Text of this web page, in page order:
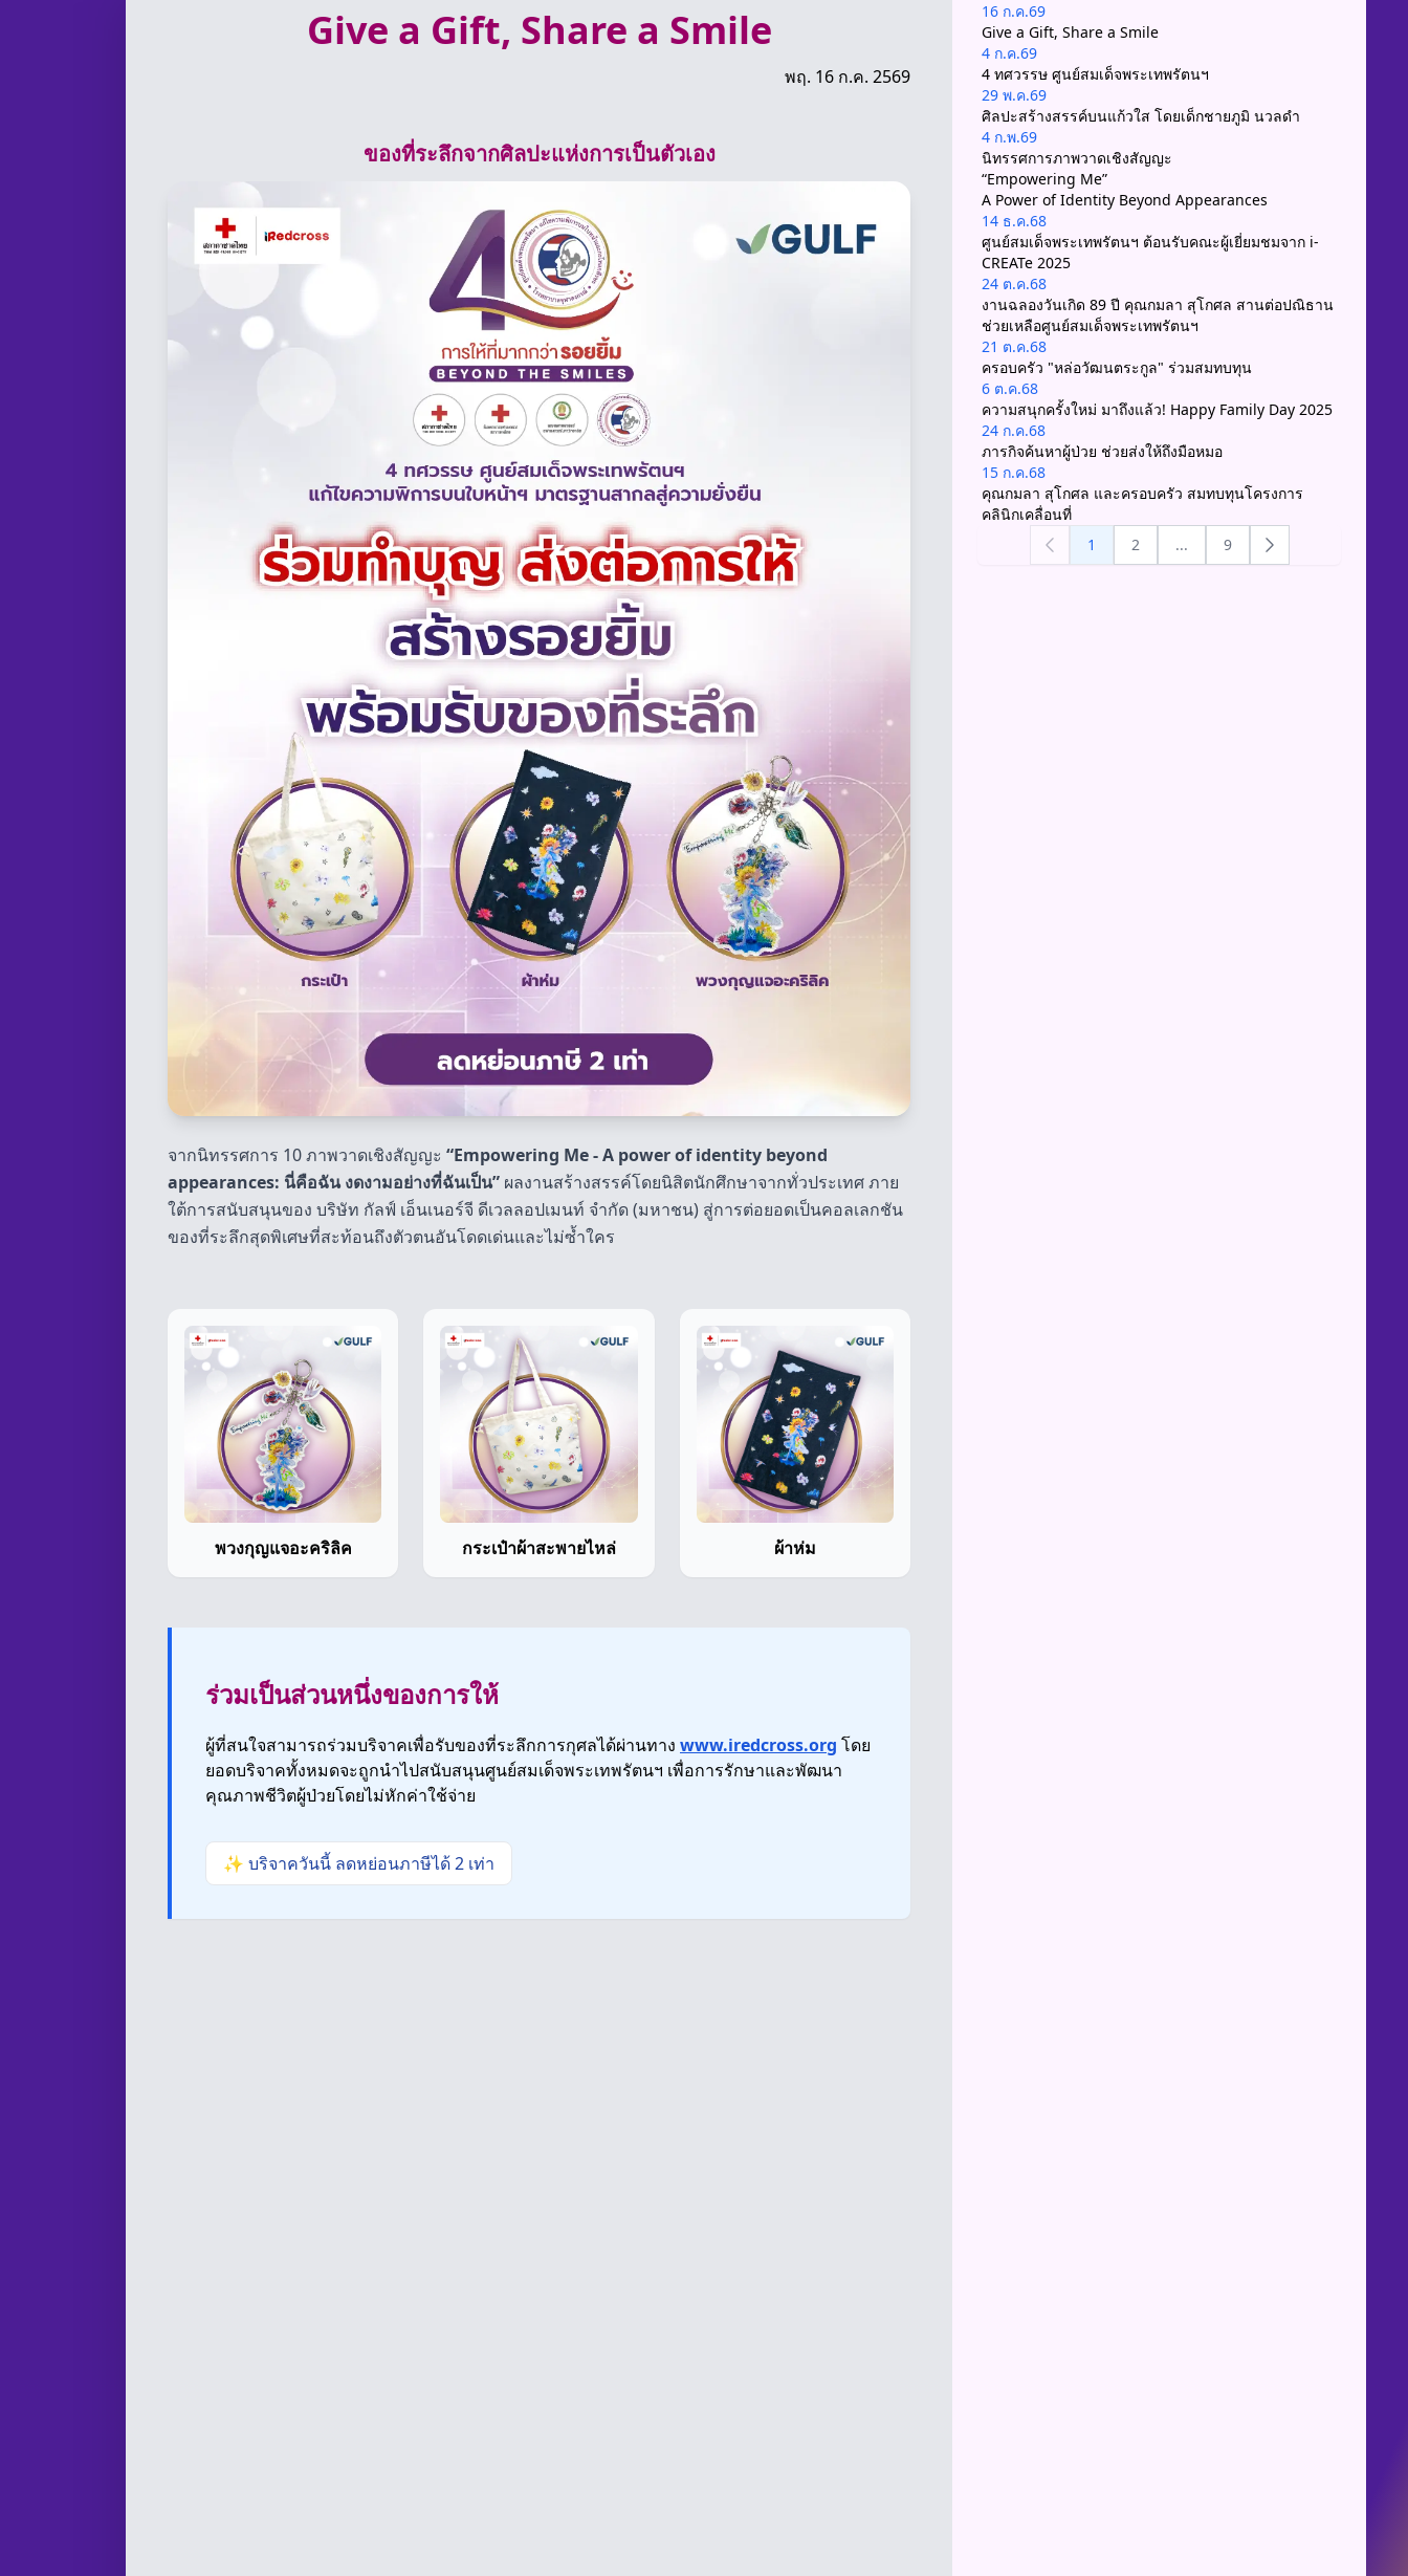
Give a Gift, Share a Smile
พฤ. 16 ก.ค. 2569
ของที่ระลึกจากศิลปะแห่งการเป็นตัวเอง
จากนิทรรศการ 10 ภาพวาดเชิงสัญญะ “Empowering Me - A power of identity beyond
appearances: นี่คือฉัน งดงามอย่างที่ฉันเป็น” ผลงานสร้างสรรค์โดยนิสิตนักศึกษาจากทั่วประเทศ ภาย
ใต้การสนับสนุนของ บริษัท กัลฟ์ เอ็นเนอร์จี ดีเวลลอปเมนท์ จำกัด (มหาชน) สู่การต่อยอดเป็นคอลเลกชัน
ของที่ระลึกสุดพิเศษที่สะท้อนถึงตัวตนอันโดดเด่นและไม่ซ้ำใคร
พวงกุญแจอะคริลิค กระเป๋าผ้าสะพายไหล่ ผ้าห่ม
ร่วมเป็นส่วนหนึ่งของการให้
ผู้ที่สนใจสามารถร่วมบริจาคเพื่อรับของที่ระลึกการกุศลได้ผ่านทาง www.iredcross.org โดย
ยอดบริจาคทั้งหมดจะถูกนำไปสนับสนุนศูนย์สมเด็จพระเทพรัตนฯ เพื่อการรักษาและพัฒนา
คุณภาพชีวิตผู้ป่วยโดยไม่หักค่าใช้จ่าย
✨ บริจาควันนี้ ลดหย่อนภาษีได้ 2 เท่า
16 ก.ค.69
Give a Gift, Share a Smile
4 ก.ค.69
4 ทศวรรษ ศูนย์สมเด็จพระเทพรัตนฯ
29 พ.ค.69
ศิลปะสร้างสรรค์บนแก้วใส โดยเด็กชายภูมิ นวลดำ
4 ก.พ.69
นิทรรศการภาพวาดเชิงสัญญะ
“Empowering Me”
A Power of Identity Beyond Appearances
14 ธ.ค.68
ศูนย์สมเด็จพระเทพรัตนฯ ต้อนรับคณะผู้เยี่ยมชมจาก i-
CREATe 2025
24 ต.ค.68
งานฉลองวันเกิด 89 ปี คุณกมลา สุโกศล สานต่อปณิธาน
ช่วยเหลือศูนย์สมเด็จพระเทพรัตนฯ
21 ต.ค.68
ครอบครัว "หล่อวัฒนตระกูล" ร่วมสมทบทุน
6 ต.ค.68
ความสนุกครั้งใหม่ มาถึงแล้ว! Happy Family Day 2025
24 ก.ค.68
ภารกิจค้นหาผู้ป่วย ช่วยส่งให้ถึงมือหมอ
15 ก.ค.68
คุณกมลา สุโกศล และครอบครัว สมทบทุนโครงการ
คลินิกเคลื่อนที่
Previous1 2 ... 9 Next